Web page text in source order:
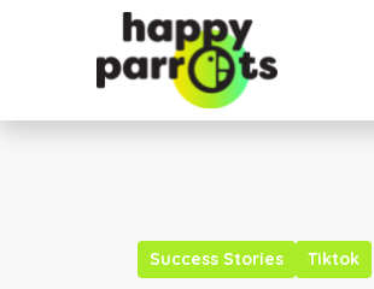
Success Stories Tiktok